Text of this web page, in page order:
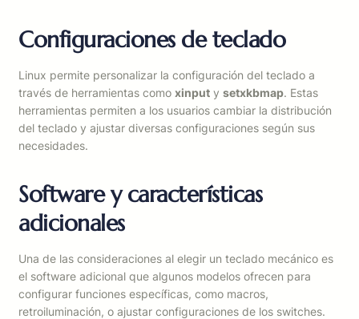
Configuraciones de teclado
Linux permite personalizar la configuración del teclado a
través de herramientas como xinput y setxkbmap. Estas
herramientas permiten a los usuarios cambiar la distribución
del teclado y ajustar diversas configuraciones según sus
necesidades.
Software y características
adicionales
Una de las consideraciones al elegir un teclado mecánico es
el software adicional que algunos modelos ofrecen para
configurar funciones específicas, como macros,
retroiluminación, o ajustar configuraciones de los switches.